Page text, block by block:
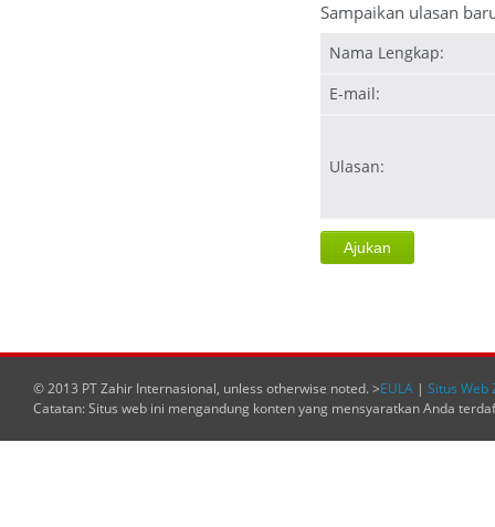
Sampaikan ulasan
Nama Lengkap:
E-mail:
Ulasan:
© 2013 PT Zahir Internasional, unless otherwise noted. >EULA | Situs Web
Catatan: Situs web ini mengandung konten yang mensyaratkan Anda